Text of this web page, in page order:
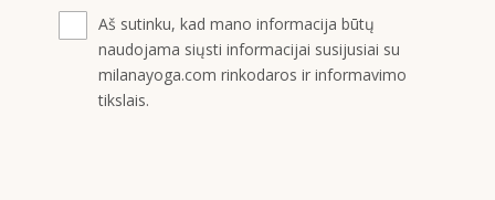
Aš sutinku, kad mano informacija būtų
naudojama siųsti informacijai susijusiai su
milanayoga.com rinkodaros ir informavimo
tikslais.